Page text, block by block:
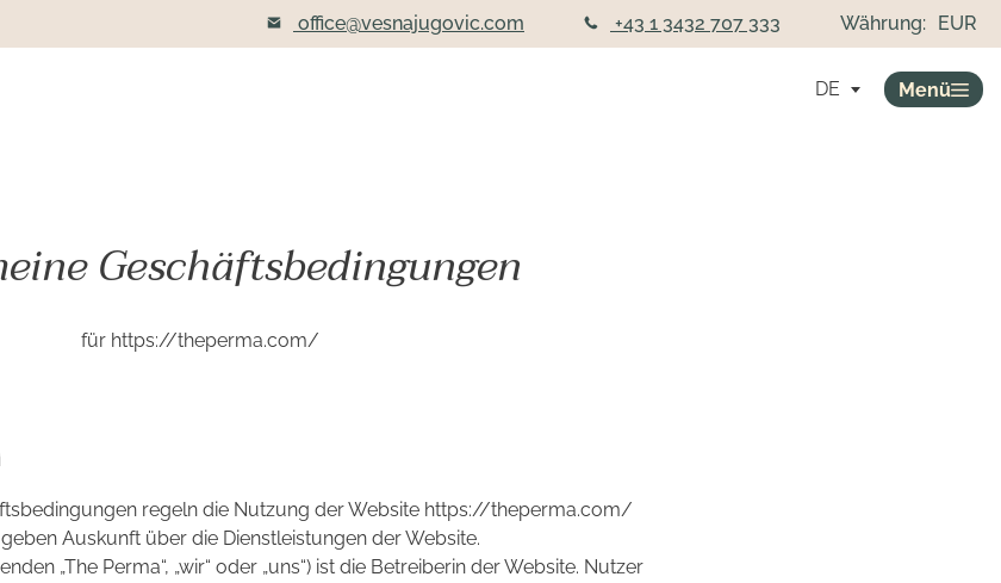
office@vesnajugovic.com +43 1 3432 707 333 Währung: EUR
DE Menü
Geschäftsbedingungen
für https://theperma.com/
regeln die Nutzung der Website https://theperma.com/
Auskunft über die Dienstleistungen der Website.
„The Perma“, „wir“ oder „uns“) ist die Betreiberin der Website. Nutzer